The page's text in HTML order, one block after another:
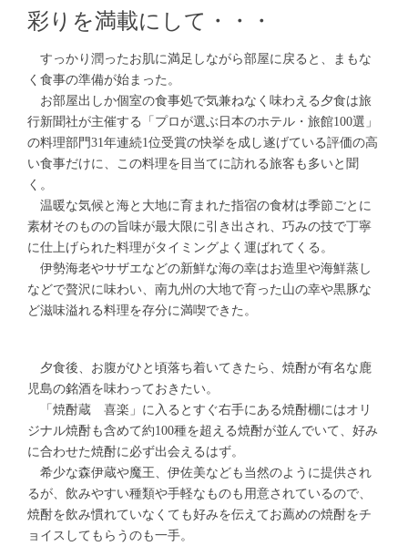
彩りを満載にして・・・
すっかり潤ったお肌に満足しながら部屋に戻ると、まもな
く食事の準備が始まった。
お部屋出しか個室の食事処で気兼ねなく味わえる夕食は旅
行新聞社が主催する「プロが選ぶ日本のホテル・旅館100選」
の料理部門31年連続1位受賞の快挙を成し遂げている評価の高
い食事だけに、この料理を目当てに訪れる旅客も多いと聞
く。
温暖な気候と海と大地に育まれた指宿の食材は季節ごとに
素材そのものの旨味が最大限に引き出され、巧みの技で丁寧
に仕上げられた料理がタイミングよく運ばれてくる。
伊勢海老やサザエなどの新鮮な海の幸はお造里や海鮮蒸し
などで贅沢に味わい、南九州の大地で育った山の幸や黒豚な
ど滋味溢れる料理を存分に満喫できた。
夕食後、お腹がひと頃落ち着いてきたら、焼酎が有名な鹿
児島の銘酒を味わっておきたい。
「焼酎蔵 喜楽」に入るとすぐ右手にある焼酎棚にはオリ
ジナル焼酎も含めて約100種を超える焼酎が並んでいて、好み
に合わせた焼酎に必ず出会えるはず。
希少な森伊蔵や魔王、伊佐美なども当然のように提供され
るが、飲みやすい種類や手軽なものも用意されているので、
焼酎を飲み慣れていなくても好みを伝えてお薦めの焼酎をチ
ョイスしてもらうのも一手。